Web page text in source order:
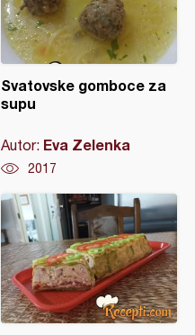
Svatovske gomboce za
supu
Autor: Eva Zelenka
2017